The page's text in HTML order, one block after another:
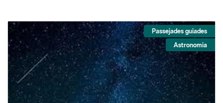
Passejades guiades
Astronomia